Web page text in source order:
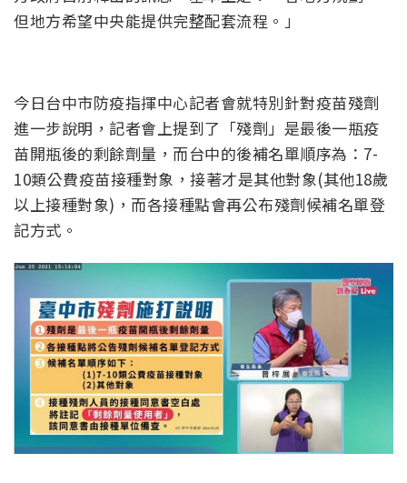
但地方希望中央能提供完整配套流程。」
今日台中市防疫指揮中心記者會就特別針對疫苗殘劑
進一步說明，記者會上提到了「殘劑」是最後一瓶疫
苗開瓶後的剩餘劑量，而台中的後補名單順序為：7-
10類公費疫苗接種對象，接著才是其他對象(其他18歲
以上接種對象)，而各接種點會再公布殘劑候補名單登
記方式。